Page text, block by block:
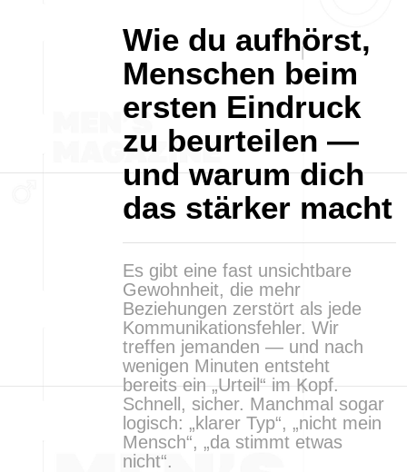
Wie du aufhörst,
Menschen beim
ersten Eindruck
zu beurteilen —
und warum dich
das stärker macht
Es gibt eine fast unsichtbare
Gewohnheit, die mehr
Beziehungen zerstört als jede
Kommunikationsfehler. Wir
treffen jemanden — und nach
wenigen Minuten entsteht
bereits ein „Urteil“ im Kopf.
Schnell, sicher. Manchmal sogar
logisch: „klarer Typ“, „nicht mein
Mensch“, „da stimmt etwas
nicht“.